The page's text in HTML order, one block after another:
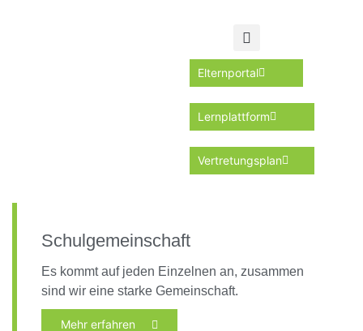
Elternportal
Lernplattform
Vertretungsplan
Schulgemeinschaft
Es kommt auf jeden Einzelnen an, zusammen
sind wir eine starke Gemeinschaft.
Mehr erfahren